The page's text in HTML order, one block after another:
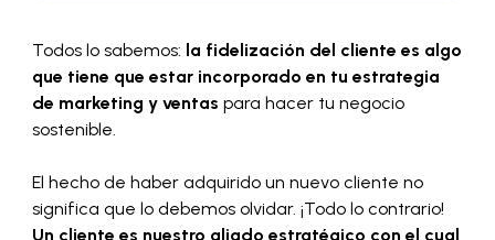
Todos lo sabemos: la fidelización del cliente es algo
que tiene que estar incorporado en tu estrategia
de marketing y ventas para hacer tu negocio
sostenible.
El hecho de haber adquirido un nuevo cliente no
significa que lo debemos olvidar. ¡Todo lo contrario!
Un cliente es nuestro aliado estratégico con el cual